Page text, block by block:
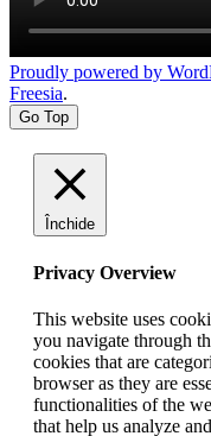
Proudly powered by
Freesia.
Go Top
Închide
Privacy Overview
This website uses
you navigate through
cookies that are
browser as they are
functionalities of the
that help us analyze